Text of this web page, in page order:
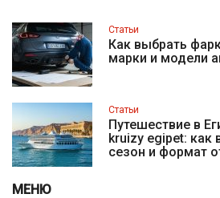
Статьи
Как выбрать
марки и модели
Статьи
Путешествие в
kruizy egipet: как
сезон и формат
МЕНЮ